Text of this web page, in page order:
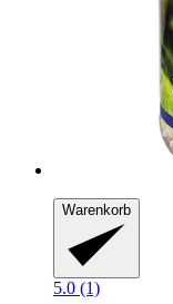
Warenkorb
5.0 (1)